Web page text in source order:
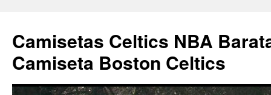
Camisetas Celtics NBA
Camiseta Boston Celtics